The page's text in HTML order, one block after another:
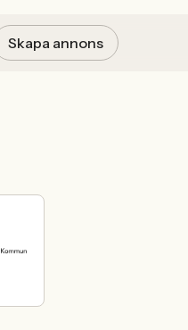
Skapa annons